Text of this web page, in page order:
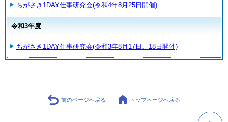
ちがさき1DAY仕事研究会(令和4年8月25日開催)
令和3年度
ちがさき1DAY仕事研究会(令和3年8月17日、18日開催)
前のページへ戻る トップページへ戻る